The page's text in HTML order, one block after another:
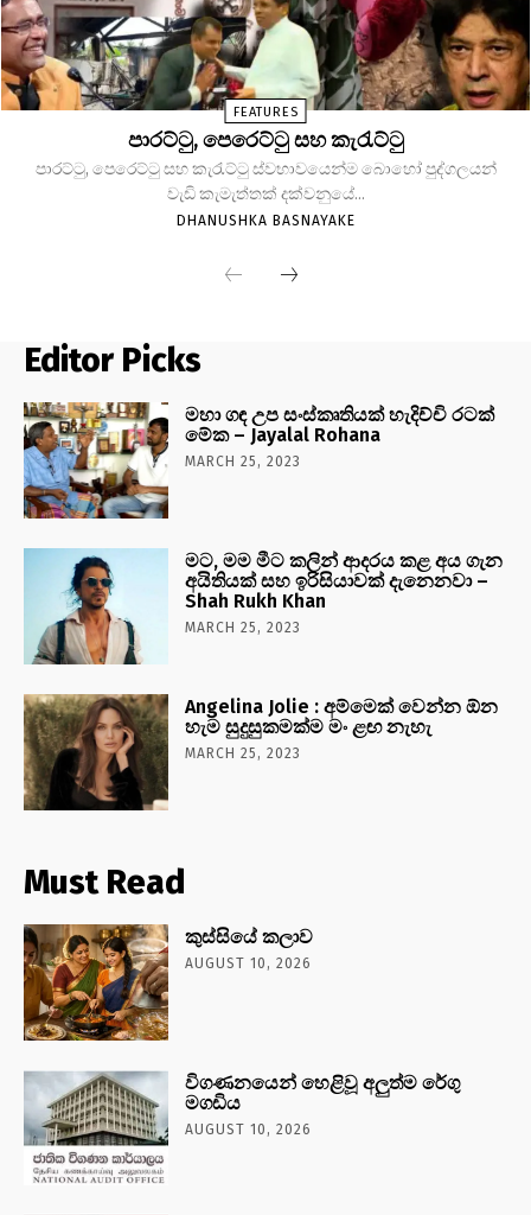
FEATURES
පාරට්ටු, පෙරෙට්ටු සහ කැරැට්ටු
පාරට්ටු, පෙරෙට්ටු සහ කැරැට්ටු ස්වභාවයෙන්ම බොහෝ පුද්ගලයන්
වැඩි කැමැත්තක් දක්වනුයේ...
DHANUSHKA BASNAYAKE
Editor Picks
මහා ගඳ උප සංස්කෘතියක් හැදිච්චි රටක්
මේක – Jayalal Rohana
MARCH 25, 2023
මට, මම මීට කලින් ආදරය කළ අය ගැන
අයිතියක් සහ ඉරිසියාවක් දැනෙනවා –
Shah Rukh Khan
MARCH 25, 2023
Angelina Jolie : අම්මෙක් වෙන්න ඕන
හැම සුදුසුකමක්ම මං ළඟ නැහැ
MARCH 25, 2023
Must Read
කුස්සියේ කලාව
AUGUST 10, 2026
විගණනයෙන් හෙළිවූ අලුත්ම රේගු
මගඩිය
AUGUST 10, 2026